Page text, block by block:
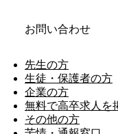
お問い合わせ
先生の方
生徒・保護者の方
企業の方
無料で高卒求人を
その他の方